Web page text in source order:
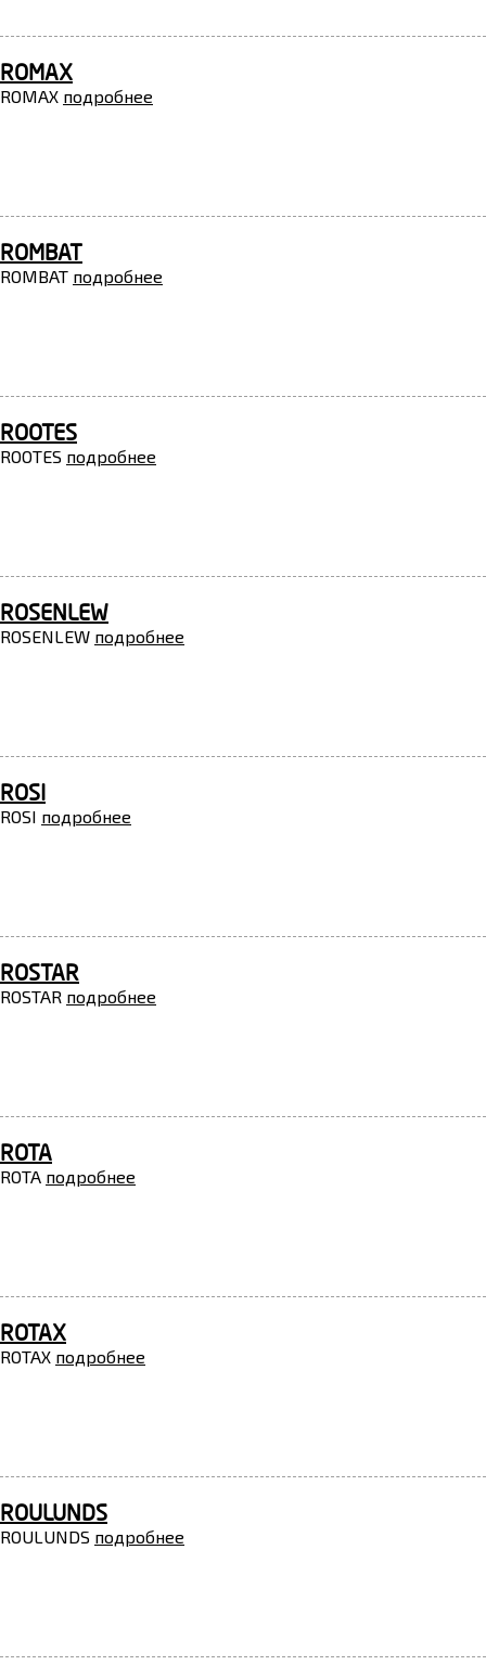
ROMAX
ROMAX подробнее
ROMBAT
ROMBAT подробнее
ROOTES
ROOTES подробнее
ROSENLEW
ROSENLEW подробнее
ROSI
ROSI подробнее
ROSTAR
ROSTAR подробнее
ROTA
ROTA подробнее
ROTAX
ROTAX подробнее
ROULUNDS
ROULUNDS подробнее